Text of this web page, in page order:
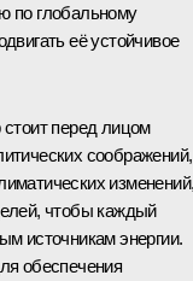
по глобальному
её устойчивое
перед лицом
соображений,
чтобы каждый
источникам энергии.
обеспечения